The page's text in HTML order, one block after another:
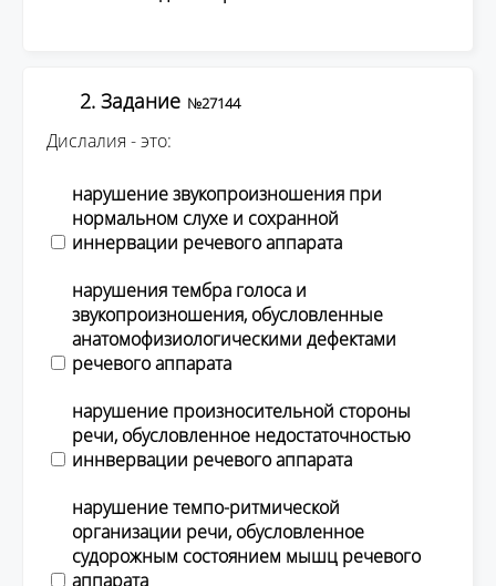
2. Задание №27144
Дислалия - это:
нарушение звукопроизношения при
нормальном слухе и сохранной
иннервации речевого аппарата
нарушения тембра голоса и
звукопроизношения, обусловленные
анатомофизиологическими дефектами
речевого аппарата
нарушение произносительной стороны
речи, обусловленное недостаточностью
иннвервации речевого аппарата
нарушение темпо-ритмической
организации речи, обусловленное
судорожным состоянием мышц речевого
аппарата